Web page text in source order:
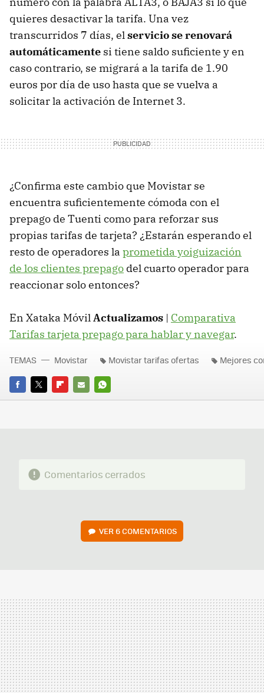
quieres desactivar la tarifa. Una vez
transcurridos 7 días, elservicio se renovará
automáticamente si tiene saldo suficiente y en
caso contrario, se migrará a la tarifa de 1.90
euros por día de uso hasta que se vuelva a
solicitar la activación de Internet 3.
¿Confirma este cambio que Movistar se
encuentra suficientemente cómoda con el
prepago de Tuenti como para reforzar sus
propias tarifas de tarjeta? ¿Estarán esperando el
resto de operadores la prometida yoiguización
de los clientes prepago del cuarto operador para
reaccionar solo entonces?
En Xataka MóvilActualizamos | Comparativa
Tarifas tarjeta prepago para hablar y navegar.
FACEBOOK
TWITTERFLIPBOARD
E-
WHATSAPP
TEMAS Movistar Movistar tarifas ofertas Mejores
Comentarios cerrados
VER6 COMENTARIOS